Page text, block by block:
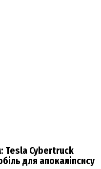
Tesla Cybertruck
для апокаліпсису